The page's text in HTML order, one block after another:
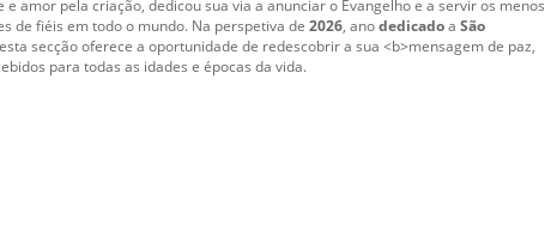
amor pela criação, dedicou sua via a anunciar o Evangelho e a servir os menos
de fiéis em todo o mundo. Na perspetiva de 2026, anodedicadoa São
secção oferece a oportunidade de redescobrir a sua <b>mensagem de paz,
para todas as idades e épocas da vida.